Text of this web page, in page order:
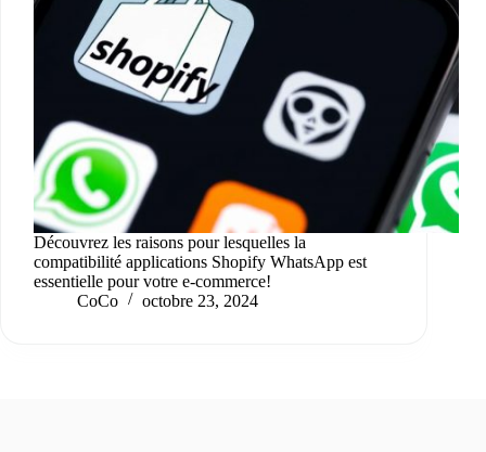
Découvrez les raisons pour lesquelles la
compatibilité applications Shopify WhatsApp est
essentielle pour votre e-commerce!
CoCo
octobre 23, 2024